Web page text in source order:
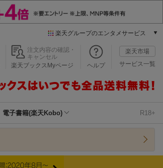
楽天グループのエンタメサービス
本/ゲーム/CD/DVD
楽天ブックス
楽天Kobo
注文内容の確認・
キャンセル
楽天ブックスMyページ
ヘルプ
楽天市場
サービス一覧
電子書籍(楽天Kobo) R18+